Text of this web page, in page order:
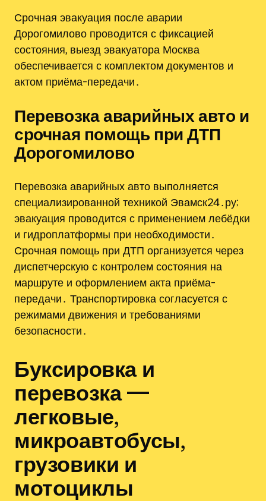
Срочная эвакуация после аварии
Дорогомилово проводится с фиксацией
состояния, выезд эвакуатора Москва
обеспечивается с комплектом документов и
актом приёма-передачи․
Перевозка аварийных авто и
срочная помощь при ДТП
Дорогомилово
Перевозка аварийных авто выполняется
специализированной техникой Эвамск24․ру;
эвакуация проводится с применением лебёдки
и гидроплатформы при необходимости․
Срочная помощь при ДТП организуется через
диспетчерскую с контролем состояния на
маршруте и оформлением акта приёма-
передачи․ Транспортировка согласуется с
режимами движения и требованиями
безопасности․
Буксировка и
перевозка —
легковые,
микроавтобусы,
грузовики и
мотоциклы